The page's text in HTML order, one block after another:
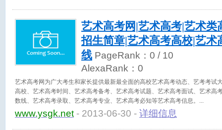
艺术高考网|艺术高考|艺术类
招生简章|艺术高考高校|艺术
线 PageRank： 0 / 10
AlexaRank： 0
艺术高考网为广大考生和家长提供最新最全面的高校艺术高考动态、艺考考试
高校、艺术高考时间、艺术高考备考、艺术高考试题、艺术高考面试、艺术高
数线、艺术高考录取、艺术高考专业、艺术高考必知等艺术高考信息。
www.ysgk.net- 2013-06-30 - 详细信息